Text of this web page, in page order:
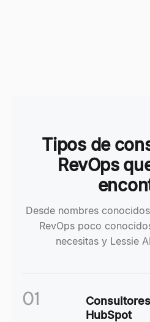
Tipos de
RevOps
Desde nombres
RevOps poco
necesitas y Lessie
01
HubSpot